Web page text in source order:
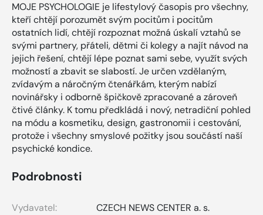
MOJE PSYCHOLOGIE je lifestylový časopis pro všechny,
kteří chtějí porozumět svým pocitům i pocitům
ostatních lidí, chtějí rozpoznat možná úskalí vztahů se
svými partnery, přáteli, dětmi či kolegy a najít návod na
jejich řešení, chtějí lépe poznat sami sebe, využít svých
možností a zbavit se slabostí. Je určen vzdělaným,
zvídavým a náročným čtenářkám, kterým nabízí
novinářsky i odborně špičkově zpracované a zároveň
čtivé články. K tomu předkládá i nový, netradiční pohled
na módu a kosmetiku, design, gastronomii i cestování,
protože i všechny smyslové požitky jsou součástí naší
psychické kondice.
Podrobnosti
Vydavatel:
CZECH NEWS CENTER a. s.